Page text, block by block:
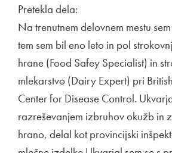
Pretekla dela:
Na trenutnem delovnem mestu
tem sem bil eno leto in pol
hrane (Food Safey Specialist) in
mlekarstvo (Dairy Expert) pri
Center for Disease Control.
razreševanjem izbruhov okužb in
hrano, delal kot provincijski